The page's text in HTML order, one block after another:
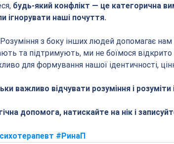
будь-який конфлікт — це категорична
ігнорувати наші почуття.
Розуміння з боку інших людей допомагає
та підтримують, ми не боїмося відкрито
для формування нашої ідентичності,
важливо відчувати розуміння і розуміти
допомога, натискайте на нік і
#РинаП